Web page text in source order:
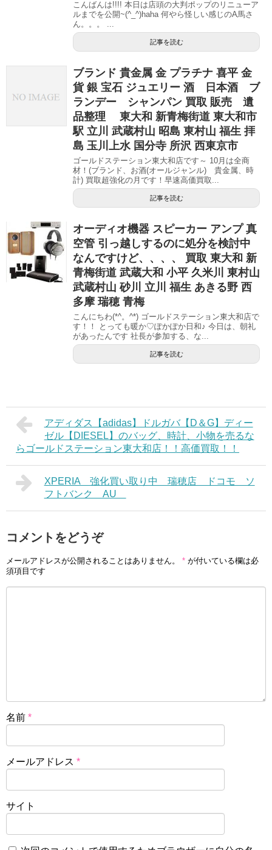
こんばんは!!!! 本日は店頭の大判ポップのリニューア
ルまでを公開~(^_^)haha 何やら怪しい感じのA馬さ
ん。。。 ...
記事を読む
ブランド 貴金属 金 プラチナ 喜平 金
貨 銀 宝石 ジュエリー 酒 日本酒 ブ
ランデー シャンパン 買取 販売 遺
品整理 東大和 新青梅街道 東大和市
駅 立川 武蔵村山 昭島 東村山 福生 拝
島 玉川上水 国分寺 所沢 西東京市
ゴールドステーション東大和店です～ 10月は全商
材！(ブランド、お酒(オールジャンル) 貴金属、時
計) 買取超強化の月です！早速高価買取...
記事を読む
オーディオ機器 スピーカー アンプ 真
空管 引っ越しするのに処分を検討中
なんですけど、、、、 買取 東大和 新
青梅街道 武蔵大和 小平 久米川 東村山
武蔵村山 砂川 立川 福生 あきる野 西
多摩 瑞穂 青梅
こんにちわ(*^。^*) ゴールドステーション東大和店で
す！！ とっても暖か♡ぽかぽか日和♪ 今日は、朝礼
があったんです 社長が参加する、な...
記事を読む
アディダス【adidas】ドルガバ【D＆G】ディー
ゼル【DIESEL】のバッグ、時計、小物を売るな
らゴールドステーション東大和店！！高価買取！！
XPERIA 強化買い取り中 瑞穂店 ドコモ ソ
フトバンク AU
コメントをどうぞ
メールアドレスが公開されることはありません。 * が付いている欄は必
須項目です
名前 *
メールアドレス *
サイト